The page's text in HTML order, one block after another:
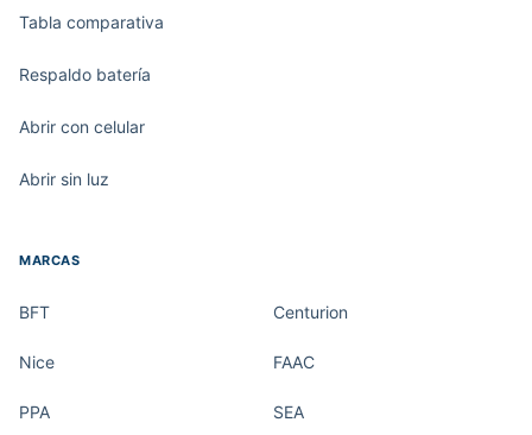
Tabla comparativa
Respaldo batería
Abrir con celular
Abrir sin luz
MARCAS
BFT Centurion
Nice FAAC
PPA SEA